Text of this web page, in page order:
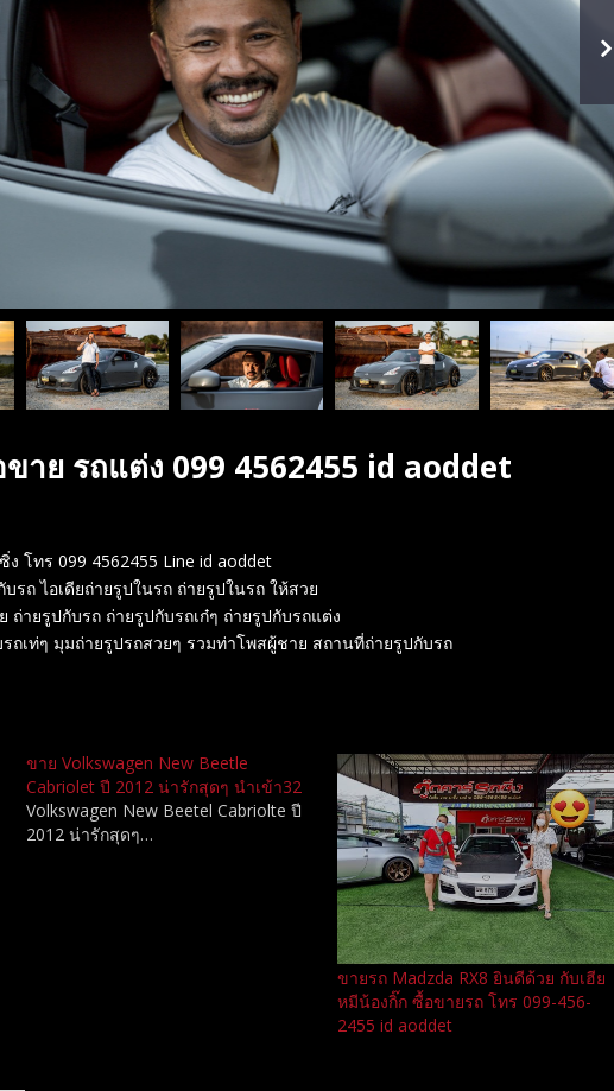
าย รถแต่ง 099 4562455 id aoddet
โทร 099 4562455 Line id aoddet
รถ ไอเดียถ่ายรูปในรถ ถ่ายรูปในรถ ให้สวย
ถ่ายรูปกับรถ ถ่ายรูปกับรถเก๋ๆ ถ่ายรูปกับรถแต่ง
ถเท่ๆ มุมถ่ายรูปรถสวยๆ รวมท่าโพสผู้ชาย สถานที่ถ่ายรูปกับรถ
ขาย Volkswagen New Beetle
Cabriolet ปี 2012 น่ารักสุดๆ นำเข้า32
Volkswagen New Beetel Cabriolte ปี
2012 น่ารักสุดๆ…
ขายรถ Madzda RX8 ยินดีด้วย กับเฮีย
หมีน้องกิ๊ก ซื้อขายรถ โทร 099-456-
2455 id aoddet